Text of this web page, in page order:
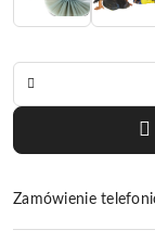
Zamówienie